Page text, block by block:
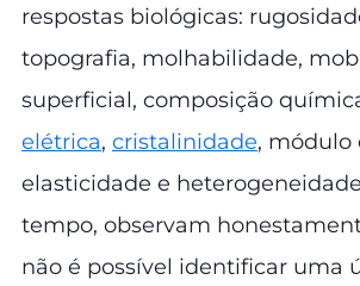
respostas biológicas:
topografia, molhabilidade,
superficial, composição
elétrica, cristalinidade, módulo
elasticidade e
tempo, observam
não é possível identificar uma